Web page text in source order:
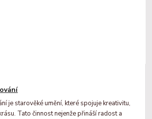
je starověké umění, které spojuje kreativitu,
Tato činnost nejenže přináší radost a